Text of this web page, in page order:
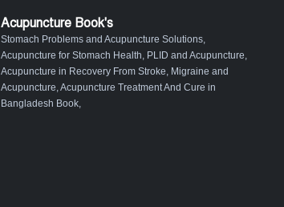
Acupuncture Book's
Stomach Problems and Acupuncture Solutions,
Acupuncture for Stomach Health, PLID and Acupuncture,
Acupuncture in Recovery From Stroke, Migraine and
Acupuncture,Acupuncture Treatment And Cure in
Bangladesh Book,